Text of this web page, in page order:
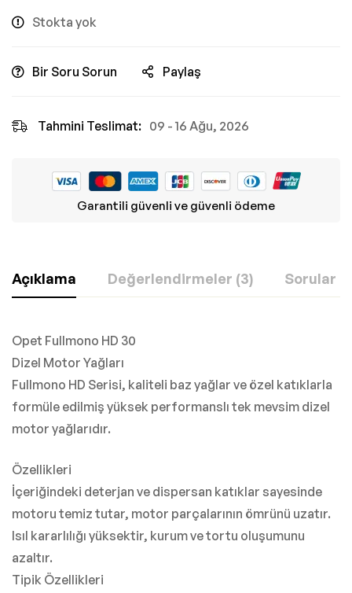
Stokta yok
Bir Soru Sorun Paylaş
Tahmini Teslimat: 09 - 16 Ağu, 2026
Garantili güvenli ve güvenli ödeme
Açıklama Değerlendirmeler (3) Sorular
Opet Fullmono HD 30
Dizel Motor Yağları
Fullmono HD Serisi, kaliteli baz yağlar ve özel katıklarla
formüle edilmiş yüksek performanslı tek mevsim dizel
motor yağlarıdır.
Özellikleri
İçeriğindeki deterjan ve dispersan katıklar sayesinde
motoru temiz tutar, motor parçalarının ömrünü uzatır.
Isıl kararlılığı yüksektir, kurum ve tortu oluşumunu
azaltır.
Tipik Özellikleri